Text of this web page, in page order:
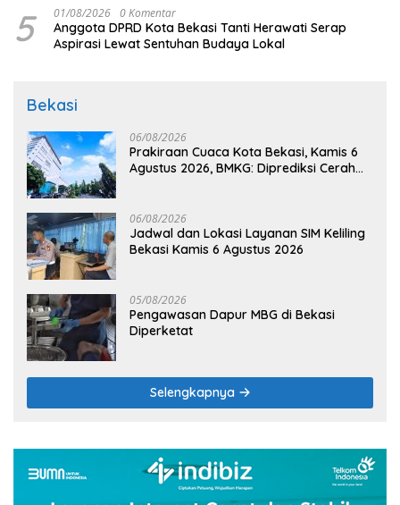
5 01/08/2026 0 Komentar
Anggota DPRD Kota Bekasi Tanti Herawati Serap
Aspirasi Lewat Sentuhan Budaya Lokal
Bekasi
06/08/2026
Prakiraan Cuaca Kota Bekasi, Kamis 6
Agustus 2026, BMKG: Diprediksi Cerah
06/08/2026
Jadwal dan Lokasi Layanan SIM Keliling
Bekasi Kamis 6 Agustus 2026
05/08/2026
Pengawasan Dapur MBG di Bekasi
Diperketat
Selengkapnya